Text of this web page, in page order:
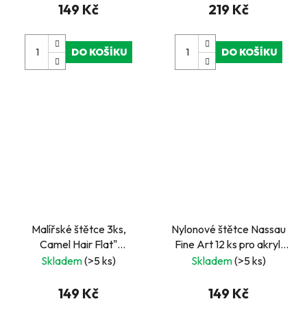
149 Kč
DO KOŠÍKU
219 Kč
DO KOŠÍKU
Malířské štětce 3ks,
Camel Hair Flat"
Vel.13,19,25 mm
Skladem(>5 ks)
149 Kč
Nylonové štětce Nassau
Fine Art 12 ks pro akryl,
akvarel a olej
Skladem(>5 ks)
149 Kč